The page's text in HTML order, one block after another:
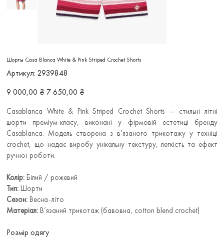
Шорты Casa Blanca White & Pink Striped Crochet Shorts
Артикул: Артикул
2939848
2939848
Звичайна
ціна
9 000,00 ₴ Ціна
зі7 650,00 ₴
Casablanca White & Pink Striped Crochet Shorts — стильні літні
шорти преміум-класу, виконані у фірмовій естетиці бренду
Casablanca. Модель створена з в’язаного трикотажу у техніці
crochet, що надає виробу унікальну текстуру, легкість та ефект
ручної роботи.
Колір:Білий / рожевий
Тип:Шорти
Сезон: Весна-літо
Матеріал:В’язаний трикотаж (бавовна, cotton blend crochet)
Розмір одягу